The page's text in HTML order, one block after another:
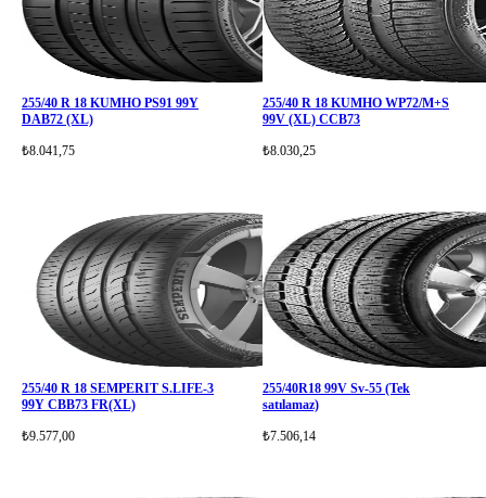
255/40 R 18 KUMHO PS91 99Y
DAB72 (XL)
₺8.041,75
255/40 R 18 KUMHO WP72/M+S
99V (XL) CCB73
₺8.030,25
255/40 R 18 SEMPERIT S.LIFE-3
99Y CBB73 FR(XL)
₺9.577,00
255/40R18 99V Sv-55 (Tek
satılamaz)
₺7.506,14